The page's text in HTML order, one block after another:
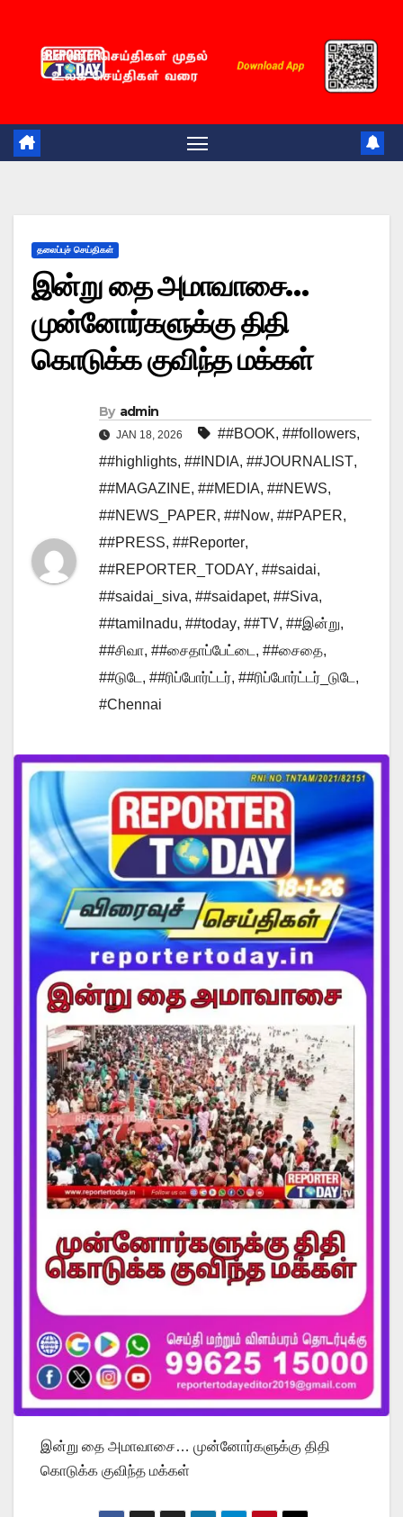
content
தலைப்புச் செய்திகள்
இன்று தை அமாவாசை…
முன்னோர்களுக்கு திதி
கொடுக்க குவிந்த மக்கள்
By admin
JAN 18, 2026 ##BOOK, ##followers,
##highlights, ##INDIA, ##JOURNALIST,
##MAGAZINE, ##MEDIA, ##NEWS,
##NEWS_PAPER, ##Now, ##PAPER,
##PRESS, ##Reporter,
##REPORTER_TODAY, ##saidai,
##saidai_siva, ##saidapet, ##Siva,
##tamilnadu, ##today, ##TV, ##இன்று,
##சிவா, ##சைதாப்பேட்டை , ##சைதை,
##டுடே , ##ரிப்போர்ட்டர், ##ரிப்போர்ட்டர்_டுடே ,
#Chennai
இன்று தை அமாவாசை… முன்னோர்களுக்கு திதி
கொடுக்க குவிந்த மக்கள்